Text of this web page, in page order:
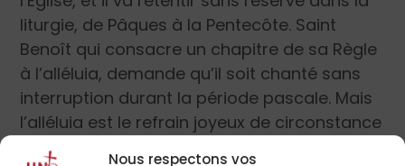
Nous respectons vos
liturgie, de Pâques à la Pentecôte. Saint
Benoît qui consacre un chapitre de sa Règle
à l’alléluia, demande qu’il soit chanté sans
interruption durant la période pascale. Mais
l’alléluia est le refrain joyeux de circonstance
qui doit résonner dans toute notre vie. Dom